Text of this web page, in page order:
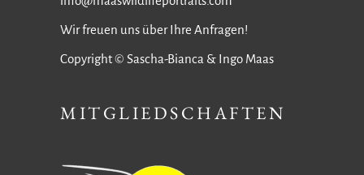
Wir freuen uns über Ihre Anfragen!
Copyright © Sascha-Bianca & Ingo Maas
MITGLIEDSCHAFTEN